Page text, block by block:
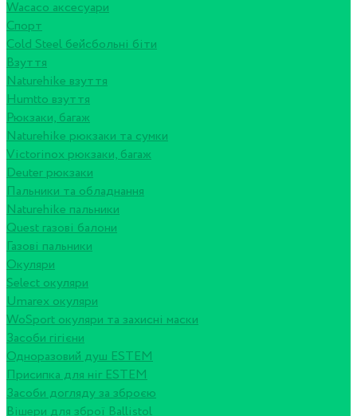
Wacaco аксесуари
Спорт
Cold Steel бейсбольні біти
Взуття
Naturehike взуття
Humtto взуття
Рюкзаки, багаж
Naturehike рюкзаки та сумки
Victorinox рюкзаки, багаж
Deuter рюкзаки
Пальники та обладнання
Naturehike пальники
Quest газові балони
Газові пальники
Окуляри
Select окуляри
Umarex окуляри
WoSport окуляри та захисні маски
Засоби гігієни
Одноразовий душ ESTEM
Присипка для ніг ESTEM
Засоби догляду за зброєю
Вішери для зброї Ballistol